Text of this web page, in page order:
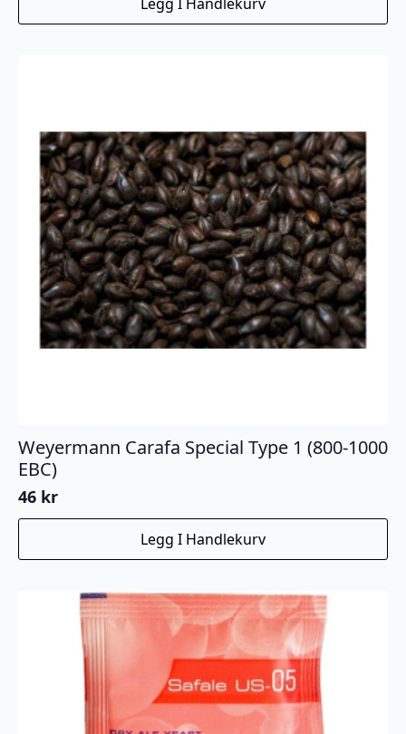
Weyermann Carafa Special Type 1 (800-1000
EBC)
46 kr
Legg I Handlekurv